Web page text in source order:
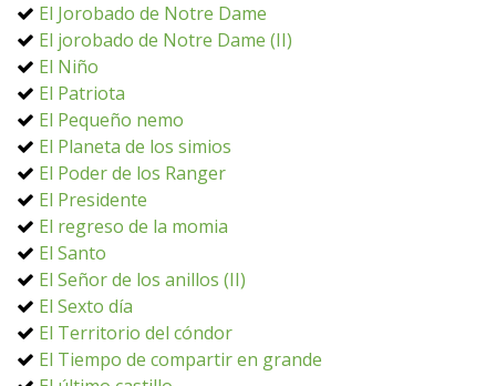
El Jorobado de Notre Dame
El jorobado de Notre Dame (II)
El Niño
El Patriota
El Pequeño nemo
El Planeta de los simios
El Poder de los Ranger
El Presidente
El regreso de la momia
El Santo
El Señor de los anillos (II)
El Sexto día
El Territorio del cóndor
El Tiempo de compartir en grande